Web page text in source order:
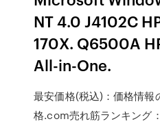
NT 4.0 J4102C
170X. Q6500A
All-in-One.
最安価格(税込)：価格情報
格.com売れ筋ランキング